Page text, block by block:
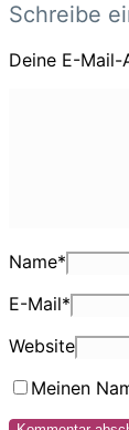
Schreibe
Deine E-
Name*
E-Mail*
Website
Meinen